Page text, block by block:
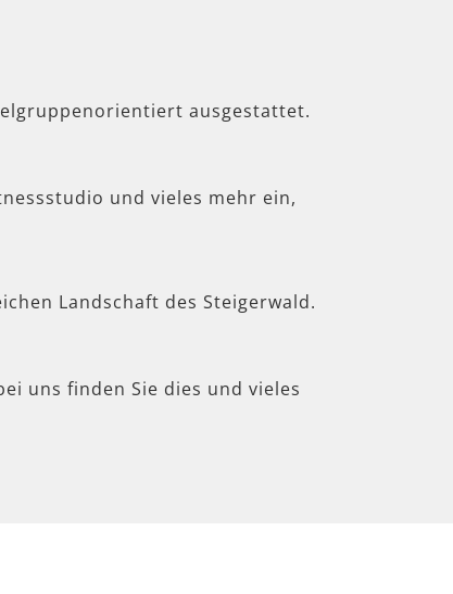
ausgestattet.
und vieles mehr ein,
Landschaft des Steigerwald.
uns finden Sie dies und vieles